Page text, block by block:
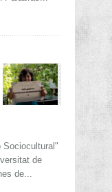
Sociocultural"
de
de...